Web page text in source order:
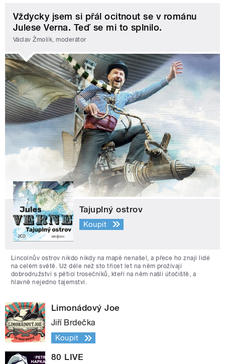
Vždycky jsem si přál ocitnout se v románu
Julese Verna. Teď se mi to splnilo.
Václav Žmolík, moderátor
Tajuplný ostrov
Koupit
Lincolnův ostrov nikdo nikdy na mapě nenašel, a přece ho znají lidé
na celém světě. Už déle než sto třicet let na něm prožívají
dobrodružství s pěticí trosečníků, kteří na něm našli útočiště, a
hlavně nejedno tajemství.
Limonádový Joe
Jiří Brdečka
Koupit
80 LIVE